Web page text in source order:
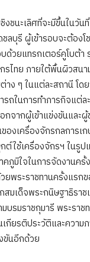
งชนะเลิศที่จะมีขึ้นในวั
ลบุรี ผู้เข้ารอบจะต้องโ
ด้วยแทรกเตอร์คูโบต้า
ไทย ภายใต้พื้นผิวสนา
าง ๆ ในแต่ละสถานี โด
รถในการทำภารกิจแต่
จากผู้เข้าแข่งขันและผู้
องเครื่องจักรกลการเ
ต์ใช้เครื่องจักรฯ ในรู
ภูมิใจในการจัดงานครั้
พระราชทานครั้งแรกข
มเด็จพระกนิษฐาธิราช
บรมราชกุมารี พระราช
กียรติประวัติและความ
ขันอีกด้วย